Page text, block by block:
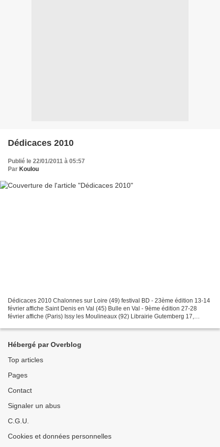
Dédicaces 2010
Publié le 22/01/2011 à 05:57
Par Koulou
Dédicaces 2010 Chalonnes sur Loire (49) festival BD - 23ème édition 13-14
février affiche Saint Denis en Val (45) Bulle en Val - 9ème édition 27-28
février affiche (Paris) Issy les Moulineaux (92) Librairie Gutemberg 17,
Hébergé par Overblog
Top articles
Pages
Contact
Signaler un abus
C.G.U.
Cookies et données personnelles